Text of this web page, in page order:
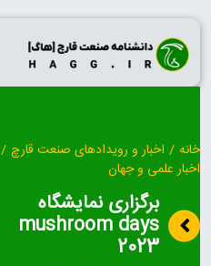
Skip
content
خانه / اخبار و رویدادهای صنعت قارچ /
اخبار علمی و جهان
برگزاری نمایشگاه
mushroom days
2023